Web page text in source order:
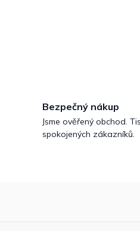
Bezpečný nákup
Jsme ověřený obchod.
spokojených zákazníků.